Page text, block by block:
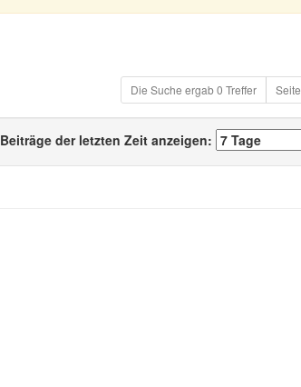
Die Suche ergab 0 Treffer Seite
Beiträge der letzten Zeit anzeigen: